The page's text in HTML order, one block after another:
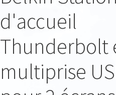
d'accueil
Thunderbolt
multiprise